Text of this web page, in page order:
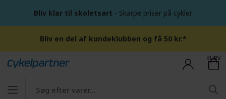
Bliv klar til skoletsart - Skarpe priser på cykler
Bliv en del af kundeklubben og få 50 kr.*
KURV